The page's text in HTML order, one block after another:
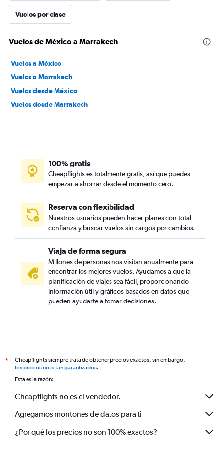
Vuelos por clase
Vuelos de México a Marrakech
Vuelos a México
Vuelos a Marrakech
Vuelos desde México
Vuelos desde Marrakech
100% gratis
Cheapflights es totalmente gratis, así que puedes
empezar a ahorrar desde el momento cero.
Reserva con flexibilidad
Nuestros usuarios pueden hacer planes con total
confianza y buscar vuelos sin cargos por cambios.
Viaja de forma segura
Millones de personas nos visitan anualmente para
encontrar los mejores vuelos. Ayudamos a que la
planificación de viajes sea fácil, proporcionando
información útil y gráficos basados en datos que
pueden ayudarte a tomar decisiones.
*
Cheapflights siempre trata de obtener precios exactos, sin embargo,
los precios no están garantizados.
Esta es la razón:
Cheapflights no es el vendedor.
Agregamos montones de datos para ti
¿Por qué los precios no son 100% exactos?